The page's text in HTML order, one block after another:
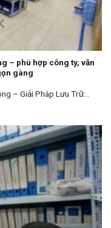
– phù hợp công ty, văn
gàng
– Giải Pháp Lưu Trữ...